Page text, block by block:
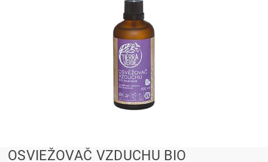
OSVIEŽOVAČ VZDUCHU BIO